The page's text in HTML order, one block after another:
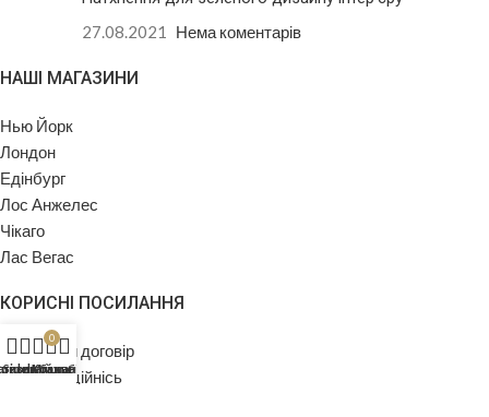
27.08.2021
Нема коментарів
НАШІ МАГАЗИНИ
Нью Йорк
Лондон
Едінбург
Лос Анжелес
Чікаго
Лас Вегас
КОРИСНІ ПОСИЛАННЯ
Публічний договір
Конфіденційнісь
Sidebarбажань
0
Кошик
Мій кабінет